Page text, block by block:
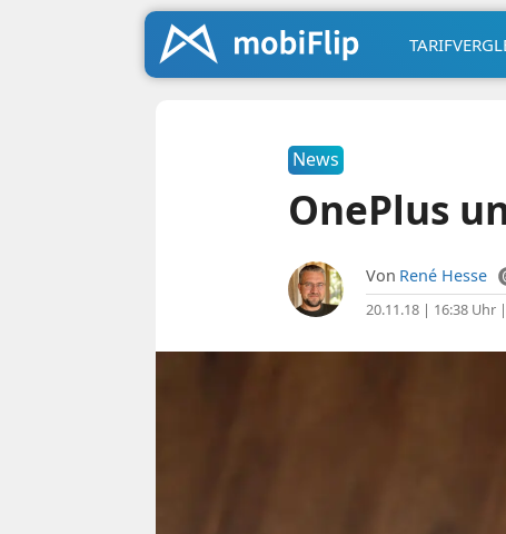
News
OnePlus
Von René Hesse
20.11.18 | 16:38 Uhr|